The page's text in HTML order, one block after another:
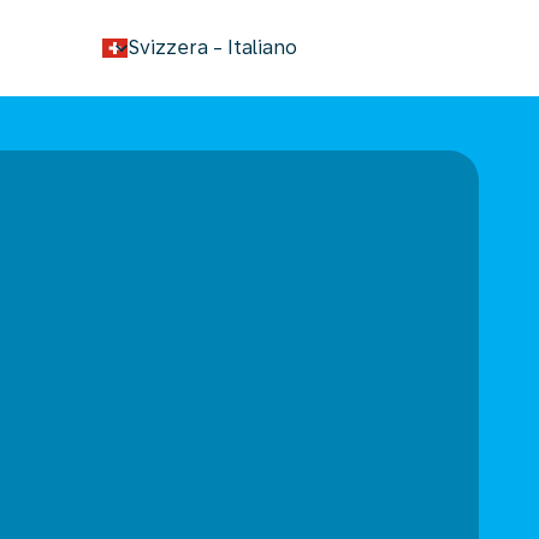
Svizzera - Italiano
keyboard_arrow_down